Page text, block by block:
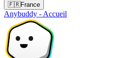
🇫🇷France
Anybuddy - Accueil